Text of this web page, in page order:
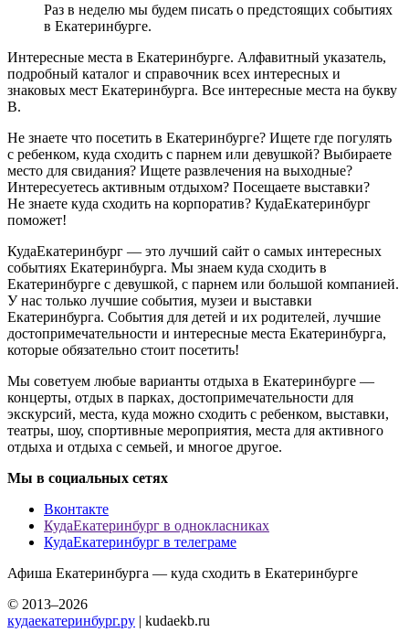
Раз в неделю мы будем писать о предстоящих событиях
в Екатеринбурге.
Интересные места в Екатеринбурге. Алфавитный указатель,
подробный каталог и справочник всех интересных и
знаковых мест Екатеринбурга. Все интересные места на букву
В.
Не знаете что посетить в Екатеринбурге? Ищете где погулять
с ребенком, куда сходить с парнем или девушкой? Выбираете
место для свидания? Ищете развлечения на выходные?
Интересуетесь активным отдыхом? Посещаете выставки?
Не знаете куда сходить на корпоратив? КудаЕкатеринбург
поможет!
КудаЕкатеринбург — это лучший сайт о самых интересных
событиях Екатеринбурга. Мы знаем куда сходить в
Екатеринбурге с девушкой, с парнем или большой компанией.
У нас только лучшие события, музеи и выставки
Екатеринбурга. События для детей и их родителей, лучшие
достопримечательности и интересные места Екатеринбурга,
которые обязательно стоит посетить!
Мы советуем любые варианты отдыха в Екатеринбурге —
концерты, отдых в парках, достопримечательности для
экскурсий, места, куда можно сходить с ребенком, выставки,
театры, шоу, спортивные мероприятия, места для активного
отдыха и отдыха с семьей, и многое другое.
Мы в социальных сетях
Вконтакте
КудаЕкатеринбург в однокласниках
КудаЕкатеринбург в телеграме
Афиша Екатеринбурга — куда сходить в Екатеринбурге
© 2013–2026
кудаекатеринбург.ру | kudaekb.ru